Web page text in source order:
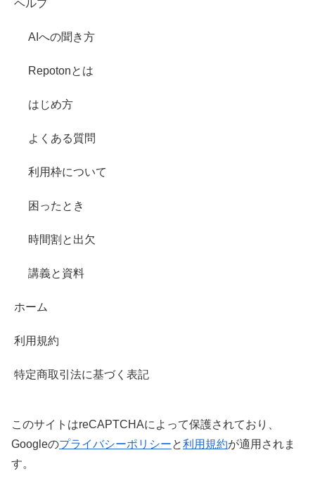
ヘルプ
AIへの聞き方
Repotonとは
はじめ方
よくある質問
利用枠について
困ったとき
時間割と出欠
講義と資料
ホーム
利用規約
特定商取引法に基づく表記
このサイトはreCAPTCHAによって保護されており、
Googleのプライバシーポリシーと利用規約が適用されま
す。